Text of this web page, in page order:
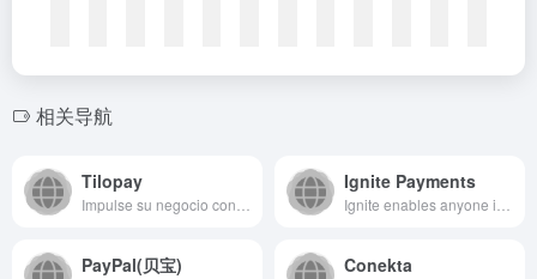
相关导航
Tilopay Ignite Payments
PayPal(贝宝) Conekta